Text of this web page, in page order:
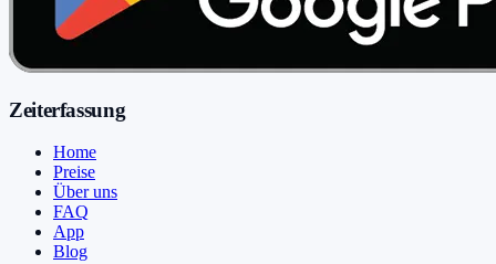
Zeiterfassung
Home
Preise
Über uns
FAQ
App
Blog